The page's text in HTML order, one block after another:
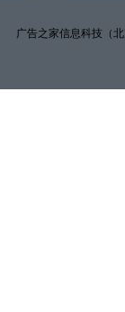
广告之家信息科技（